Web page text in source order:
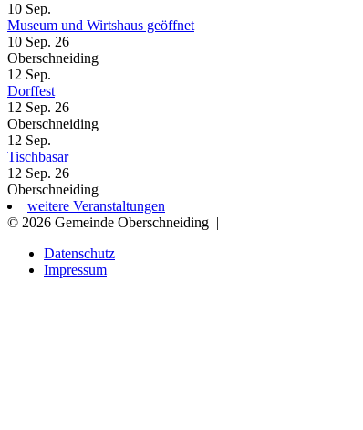
10 Sep.
Museum und Wirtshaus geöffnet
10 Sep. 26
Oberschneiding
12 Sep.
Dorffest
12 Sep. 26
Oberschneiding
12 Sep.
Tischbasar
12 Sep. 26
Oberschneiding
weitere Veranstaltungen
© 2026 Gemeinde Oberschneiding |
Datenschutz
Impressum